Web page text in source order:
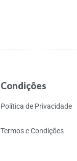
Condições
Política de Privacidade
Termos e Condições